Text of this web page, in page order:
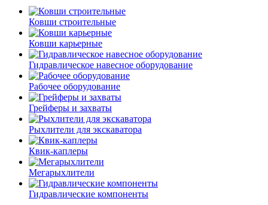
Ковши строительные
Ковши карьерные
Гидравлическое навесное оборудование
Рабочее оборудование
Грейферы и захваты
Рыхлители для экскаватора
Квик-каплеры
Мегарыхлители
Гидравлические компоненты